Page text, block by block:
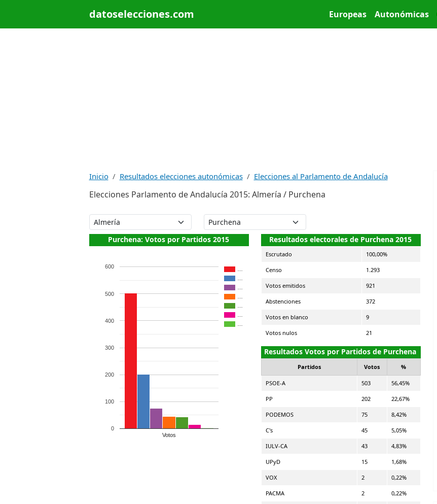
datoselecciones.com Main menu
Europeas Autonómicas
Inicio Resultados elecciones autonómicas Elecciones al Parlamento de Andalucía
Elecciones Parlamento de Andalucía 2015: Almería / Purchena
Purchena: Votos por Partidos 2015
Votos
0
100
200
300
400
500
600
Resultados electorales de Purchena 2015
Escrutado 100,00%
Censo 1.293
Votos emitidos 921
Abstenciones 372
Votos en blanco 9
Votos nulos 21
Resultados Votos por Partidos de Purchena
Partidos Votos %
PSOE-A 503 56,45%
PP 202 22,67%
PODEMOS 75 8,42%
C's 45 5,05%
IULV-CA 43 4,83%
UPyD 15 1,68%
VOX 2 0,22%
PACMA 2 0,22%